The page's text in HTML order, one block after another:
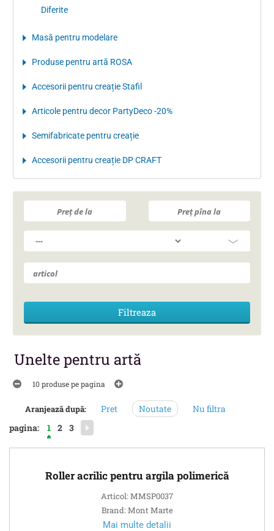
Diferite
Masă pentru modelare
Produse pentru artă ROSA
Accesorii pentru creație Stafil
Articole pentru decor PartyDeco -20%
Semifabricate pentru creație
Accesorii pentru creație DP CRAFT
Unelte pentru artă
10 produse pe pagina
Aranjează după: Pret Noutate
Nu filtra
pagina:
1 2 3
Roller acrilic pentru argila polimerică
Articol: MMSP0037
Brand: Mont Marte
Mai multe detalii